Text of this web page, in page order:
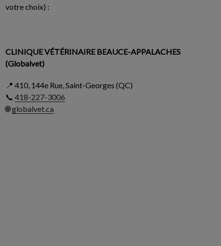
votre choix) :
CLINIQUE VÉTÉRINAIRE BEAUCE-APPALACHES
(Globalvet)
📍 410, 144e Rue, Saint-Georges (QC)
📞 418-227-3006
🌐globalvet.ca